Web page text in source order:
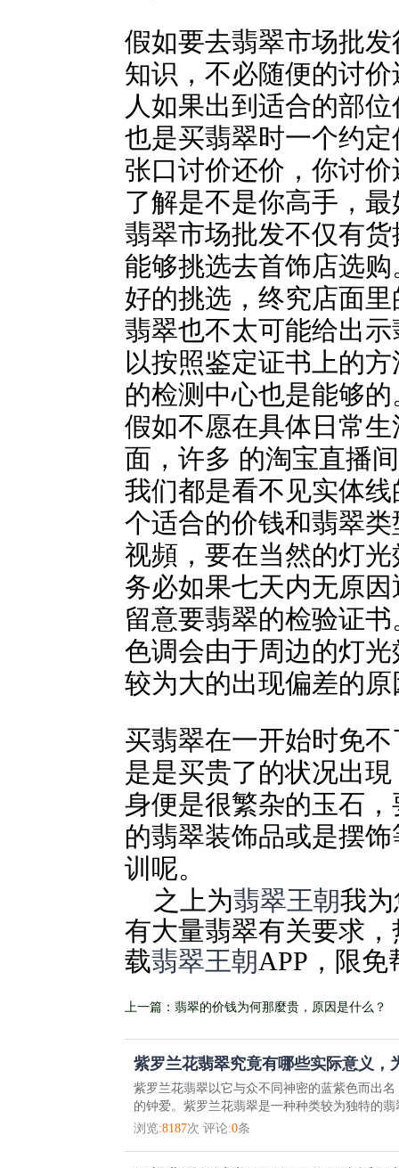
假如要去翡翠市场批
知识，不必随便的讨
人如果出到适合的部
也是买翡翠时一个约
张口讨价还价，你讨
了解是不是你高手，
翡翠市场批发不仅有
能够挑选去首饰店选
好的挑选，终究店面
翡翠也不太可能给出
以按照鉴定证书上的
的检测中心也是能够的
假如不愿在具体日常
面，许多 的淘宝直播
我们都是看不见实体
个适合的价钱和翡翠
视頻，要在当然的灯
务必如果七天内无原
留意要翡翠的检验证
色调会由于周边的灯
较为大的出现偏差的原
买翡翠在一开始时免
是是买贵了的状况出
身便是很繁杂的玉石
的翡翠装饰品或是摆
训呢。
之上为翡翠王朝我
有大量翡翠有关要求
载翡翠王朝APP，限
上一篇：翡翠的价钱为何那麼贵，原因是什么？
紫罗兰花翡翠究竟有哪些实际意义，
紫罗兰花翡翠以它与众不同神密的蓝紫色而出
的钟爱。紫罗兰花翡翠是一种种类较为独特的
浏览:8187次 评论:0条